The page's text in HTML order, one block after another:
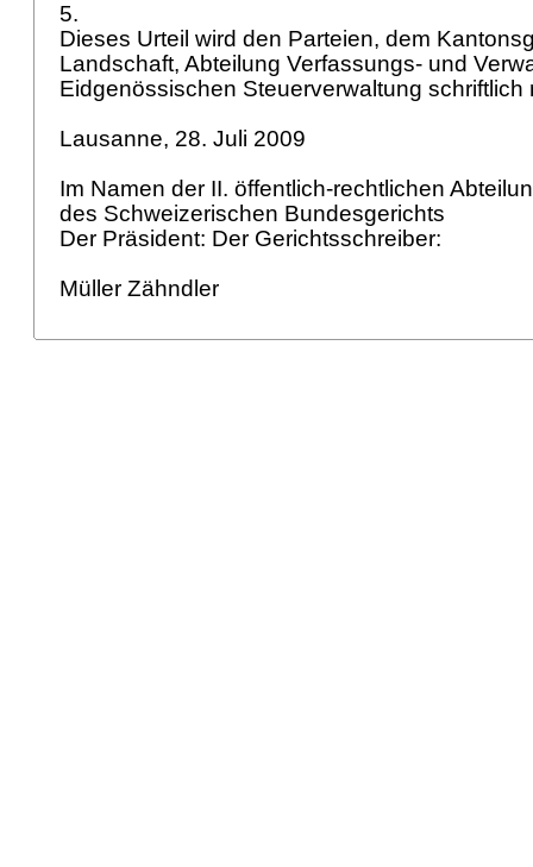
5.
Dieses Urteil wird den Parteien, dem
Landschaft, Abteilung Verfassungs- und
Eidgenössischen Steuerverwaltung schriftlich
Lausanne, 28. Juli 2009
Im Namen der II. öffentlich-rechtlichen
des Schweizerischen Bundesgerichts
Der Präsident: Der Gerichtsschreiber:
Müller Zähndler